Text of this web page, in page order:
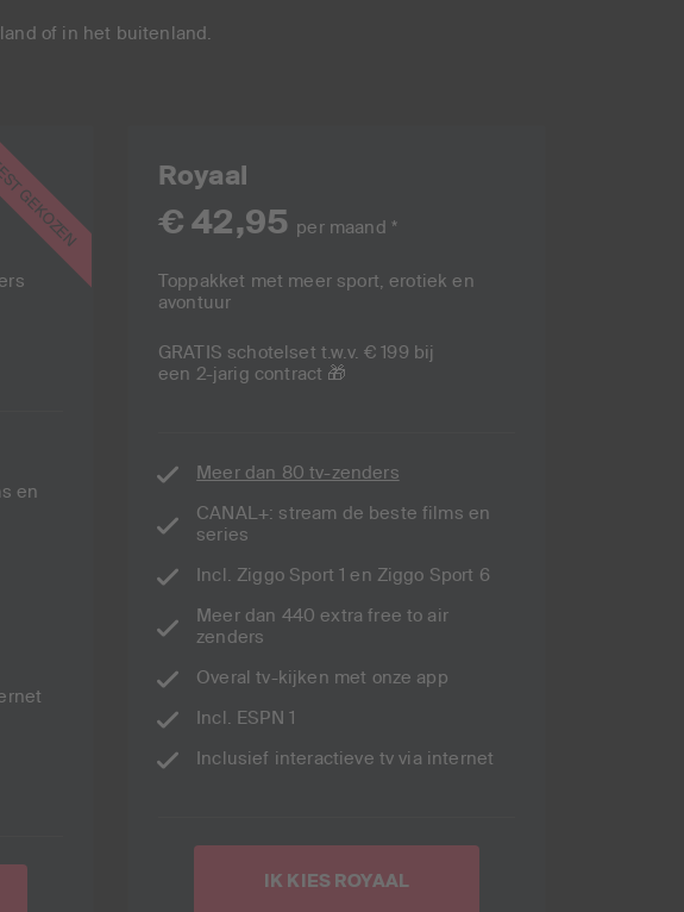
of in het buitenland.
GEKOZEN
en
Royaal
€ 42,95 per maand *
Toppakket met meer sport, erotiek en
avontuur
GRATIS schotelset t.w.v. € 199 bij
een 2-jarig contract 🎁
Meer dan 80 tv-zenders
CANAL+: stream de beste films en
series
Incl. Ziggo Sport 1 en Ziggo Sport 6
Meer dan 440 extra free to air
zenders
Overal tv-kijken met onze app
Incl. ESPN 1
Inclusief interactieve tv via internet
IK KIES ROYAAL